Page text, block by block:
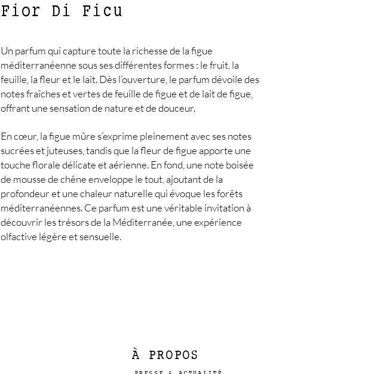
Fior Di Ficu
Un parfum qui capture toute la richesse de la figue
méditerranéenne sous ses différentes formes : le fruit, la
feuille, la fleur et le lait. Dès l’ouverture, le parfum dévoile des
notes fraîches et vertes de feuille de figue et de lait de figue,
offrant une sensation de nature et de douceur.
En cœur, la figue mûre s’exprime pleinement avec ses notes
sucrées et juteuses, tandis que la fleur de figue apporte une
touche florale délicate et aérienne. En fond, une note boisée
de mousse de chêne enveloppe le tout, ajoutant de la
profondeur et une chaleur naturelle qui évoque les forêts
méditerranéennes. Ce parfum est une véritable invitation à
découvrir les trésors de la Méditerranée, une expérience
olfactive légère et sensuelle.
À PROPOS